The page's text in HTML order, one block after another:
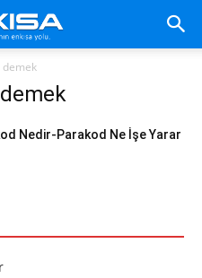
demek
Nedir-Parakod Ne İşe Yarar